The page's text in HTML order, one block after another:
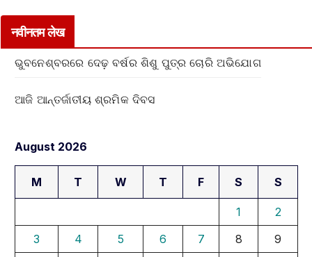
नवीनतम लेख
ଭୁବନେଶ୍ବରରେ ଦେଢ଼ ବର୍ଷର ଶିଶୁ ପୁତ୍ର ଚୋରି ଅଭିଯୋଗ
ଆଜି ଆନ୍ତର୍ଜାତୀୟ ଶ୍ରମିକ ଦିବସ
August 2026
M T W T F S S
1
2
3
4 5 6 7 8
9